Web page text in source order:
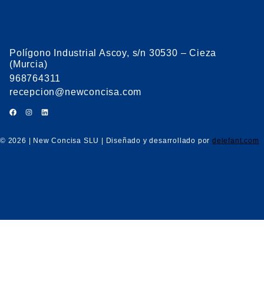
Polígono Industrial Ascoy, s/n 30530 – Cieza
(Murcia)
968764311
recepcion@newconcisa.com
© 2026 | New Concisa SLU | Diseñado y desarrollado por delefant.com